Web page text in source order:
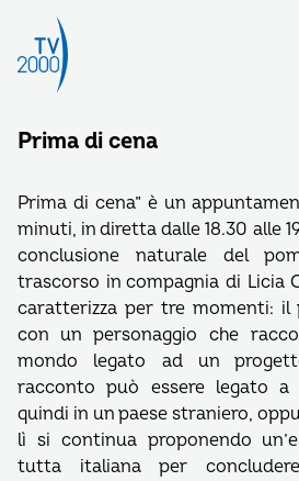
Prima di cena
Prima di cena” è un
minuti, in diretta dalle 18.30 alle
conclusione naturale del
trascorso in compagnia di Licia
caratterizza per tre momenti:
con un personaggio che
mondo legato ad un
racconto può essere legato
quindi in un paese straniero,
lì si continua proponendo
tutta italiana per